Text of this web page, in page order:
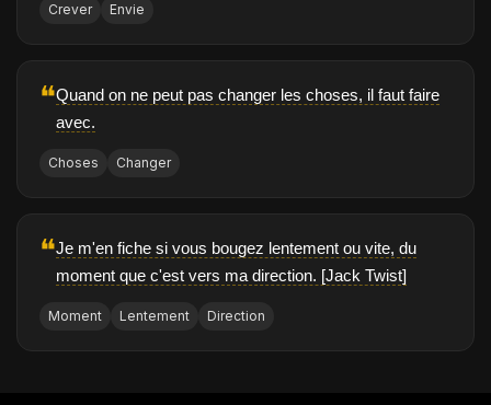
Crever Envie
❝Quand on ne peut pas changer les choses, il faut faire
avec.
Choses Changer
❝Je m'en fiche si vous bougez lentement ou vite, du
moment que c'est vers ma direction. [Jack Twist]
Moment Lentement Direction